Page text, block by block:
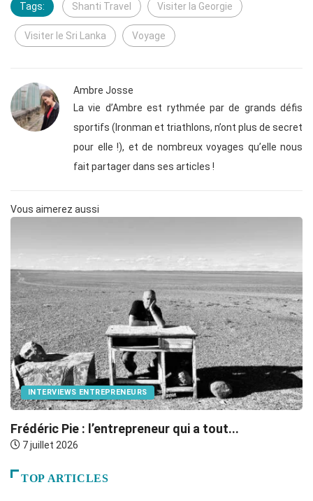
Tags: Shanti Travel Visiter la Georgie
Visiter le Sri Lanka Voyage
Ambre Josse
La vie d’Ambre est rythmée par de grands défis
sportifs (Ironman et triathlons, n’ont plus de secret
pour elle !), et de nombreux voyages qu’elle nous
fait partager dans ses articles !
Vous aimerez aussi
INTERVIEWS ENTREPRENEURS
Frédéric Pie : l’entrepreneur qui a tout...
7 juillet 2026
TOP ARTICLES